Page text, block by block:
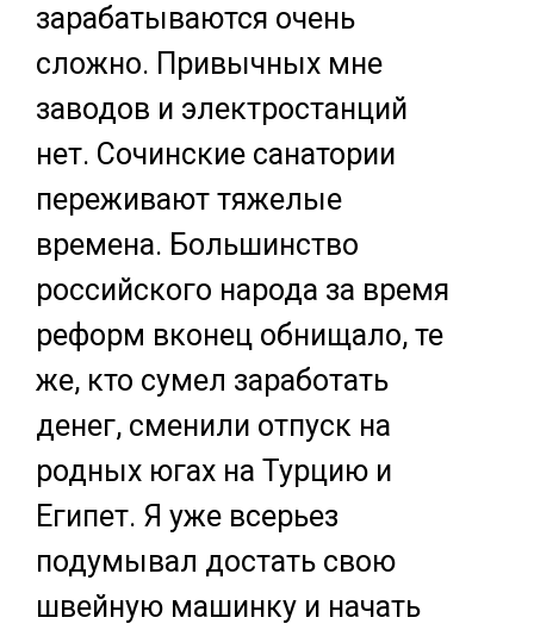
зарабатываются очень
сложно. Привычных мне
заводов и электростанций
нет. Сочинские санатории
переживают тяжелые
времена. Большинство
российского народа за время
реформ вконец обнищало, те
же, кто сумел заработать
денег, сменили отпуск на
родных югах на Турцию и
Египет. Я уже всерьез
подумывал достать свою
швейную машинку и начать